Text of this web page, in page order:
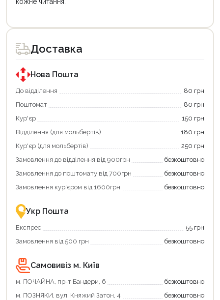
Доставка
Нова Пошта
До відділення
80 грн
Поштомат
80 грн
Кур'єр
150 грн
Відділення (для мольбертів)
180 грн
Кур'єр (для мольбертів)
250 грн
Замовлення до відділення від 900грн
безкоштовно
Замовлення до поштомату від 700грн
безкоштовно
Замовлення кур'єром від 1600грн
безкоштовно
Укр Пошта
Експрес
55 грн
Замовлення від 500 грн
безкоштовно
Самовивіз м. Київ
м. ПОЧАЙНА, пр-т Бандери, 6
безкоштовно
м. ПОЗНЯКИ, вул. Княжий Затон, 4
безкоштовно
Оформити замовлення